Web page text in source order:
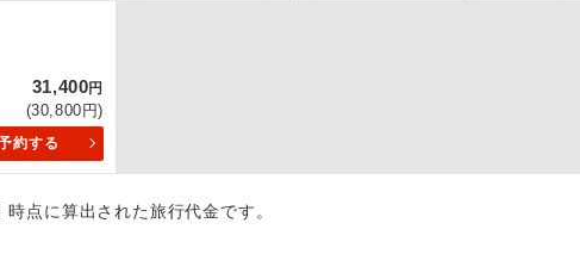
31,400円
(30,800円)
約する
点に算出された旅行代金です。
全食事付き
お部屋食
トラベルイヤホン
周りの音を気にせず、ガイドさんの説明